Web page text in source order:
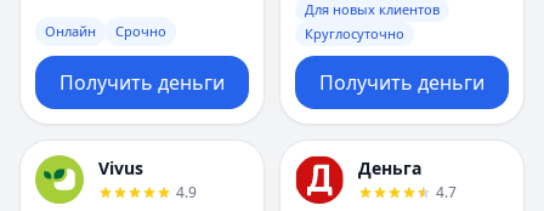
Онлайн Срочно
Получить деньги
Для новых клиентов
Круглосуточно
Получить деньги
Vivus
4.9
Деньга
4.7